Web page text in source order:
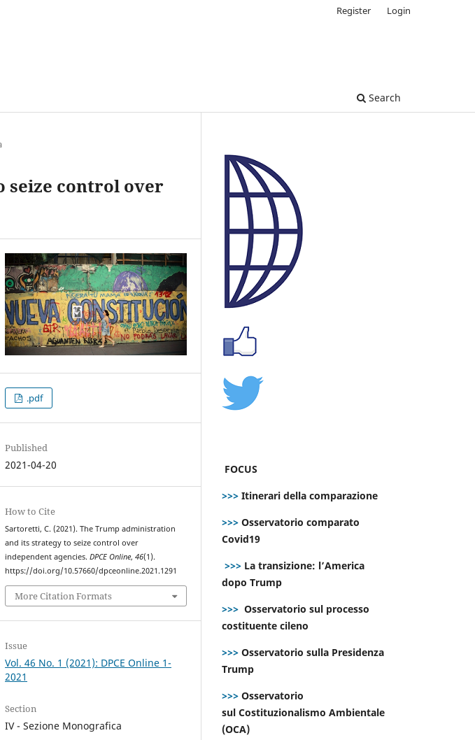
Search
Register Login
seize control over
.pdf
Published
2021-04-20
How to Cite
Sartoretti, C. (2021). The Trump administration
and its strategy to seize control over
independent agencies.DPCE Online,46(1).
https://doi.org/10.57660/dpceonline.2021.1291
More Citation Formats
Issue
Vol. 46 No. 1 (2021): DPCE Online 1-
2021
Section
IV - Sezione Monografica
FOCUS
>>> Itinerari della comparazione
>>> Osservatorio comparato
Covid19
>>> La transizione: l’America
dopo Trump
>>> Osservatorio sul processo
costituente cileno
>>> Osservatorio sulla Presidenza
Trump
>>> Osservatorio
sul Costituzionalismo Ambientale
(OCA)